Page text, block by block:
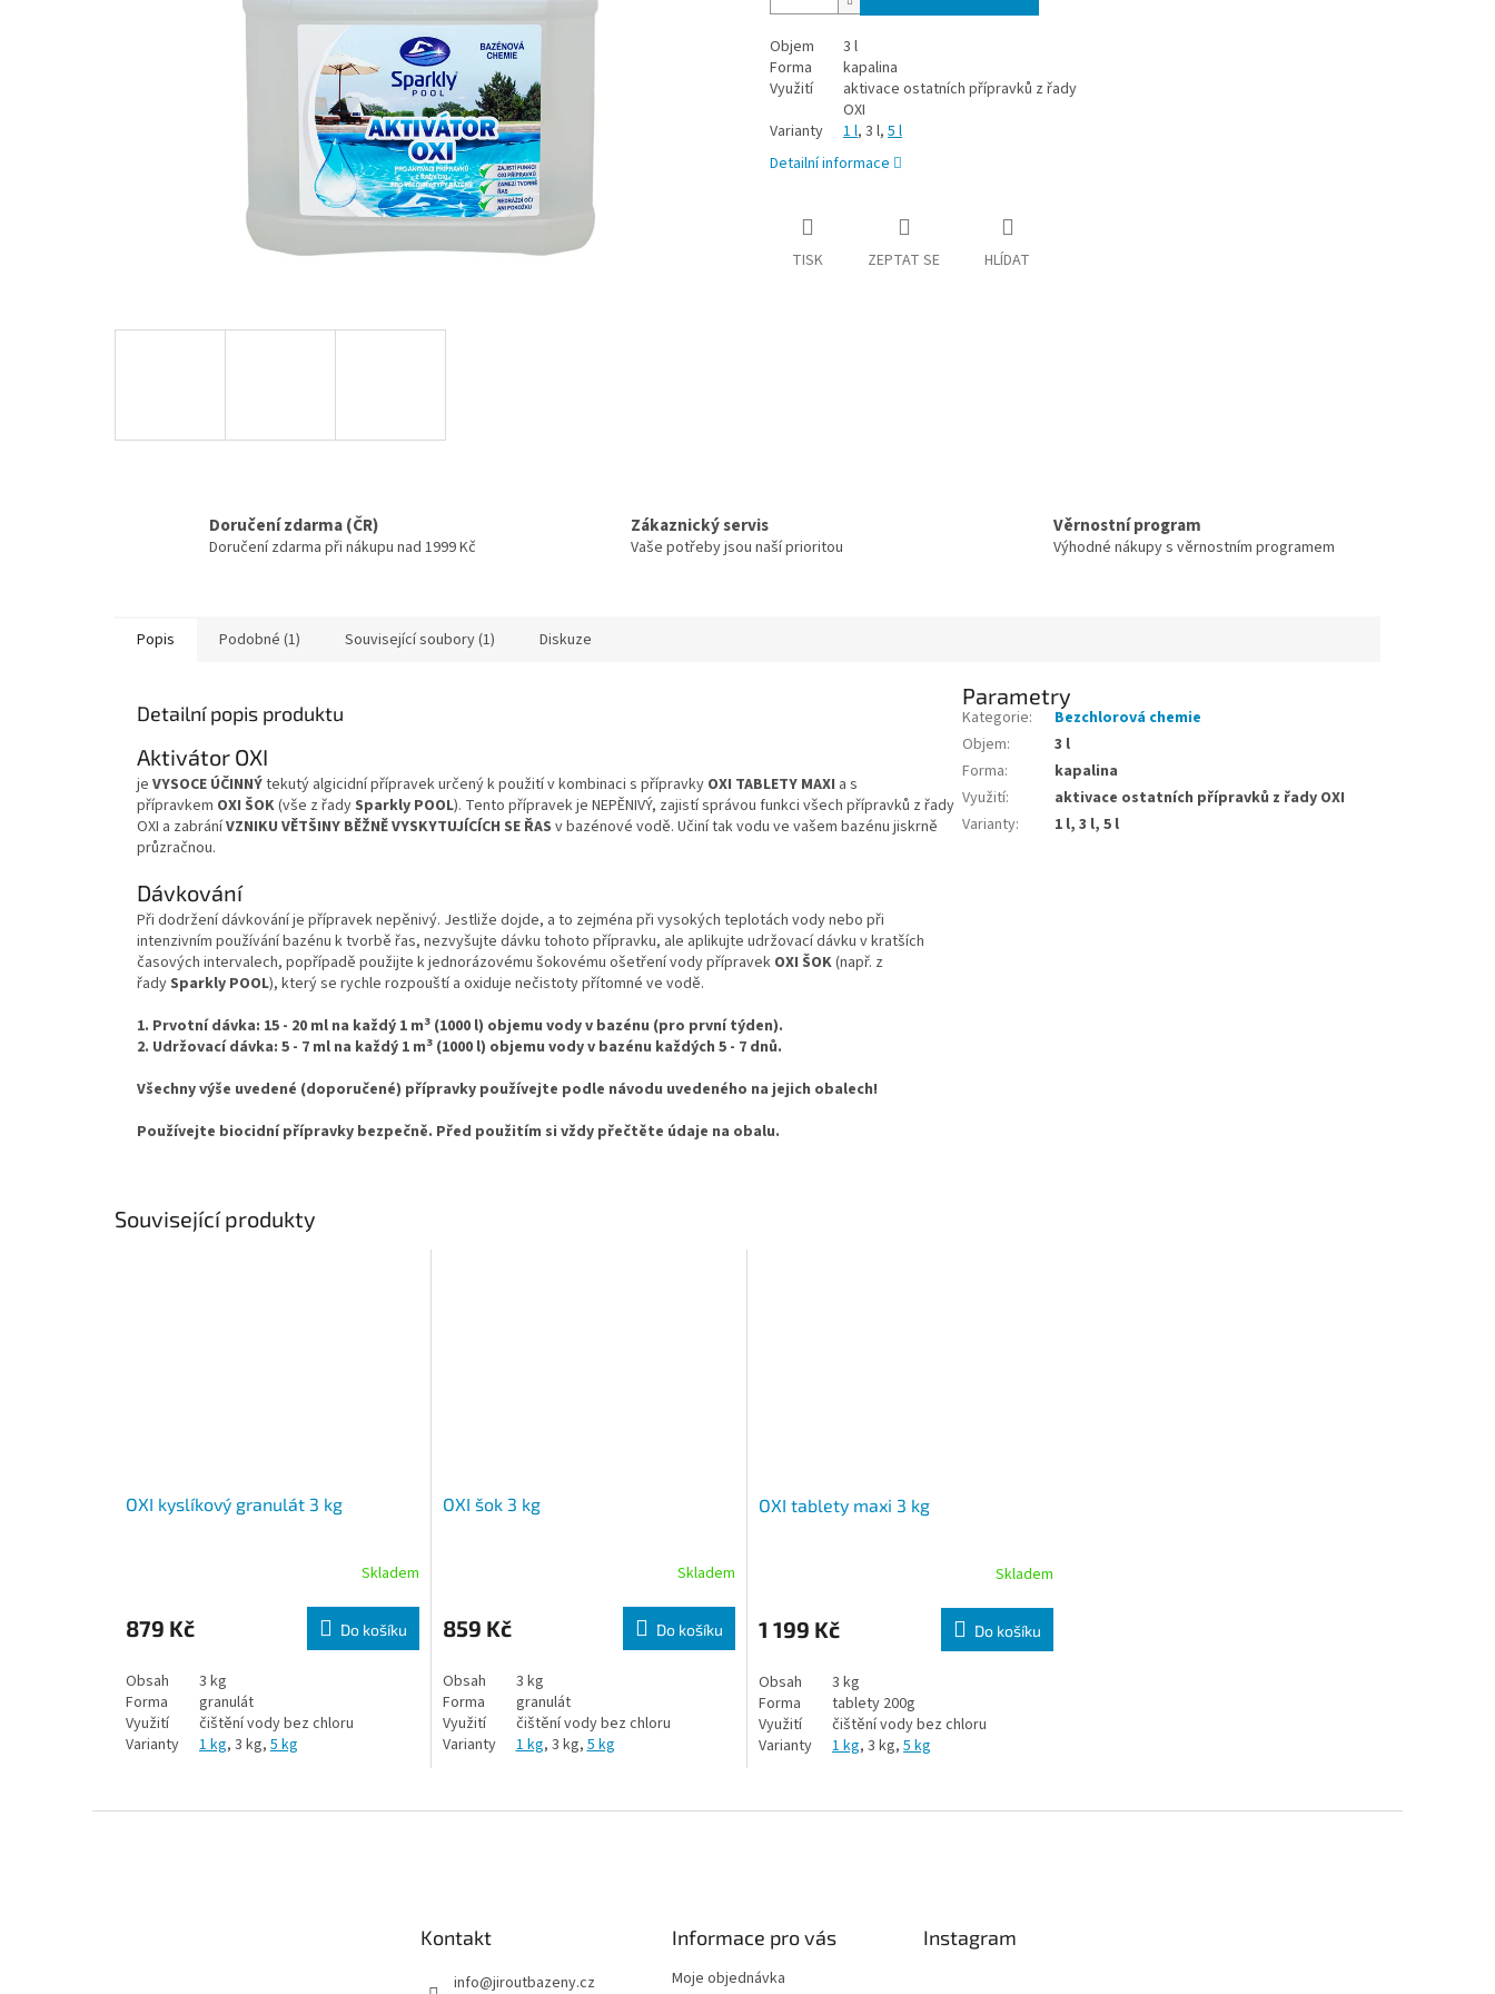
Objem
3 l
Forma
kapalina
Využití
aktivace ostatních přípravků z řady
OXI
Varianty
1 l, 3 l, 5 l
Detailní informace
TISK ZEPTAT SE HLÍDAT
Doručení zdarma (ČR)
Doručení zdarma při nákupu nad 1999 Kč
Zákaznický servis
Vaše potřeby jsou naší prioritou
Věrnostní program
Výhodné nákupy s věrnostním programem
Popis Podobné (1) Související soubory (1) Diskuze
Detailní popis produktu
Aktivátor OXI
je VYSOCE ÚČINNÝtekutý algicidní přípravek určený k použití v kombinaci s přípravky OXI TABLETY MAXI a s
přípravkem OXI ŠOK(vše z řadySparkly POOL). Tento přípravek je NEPĚNIVÝ, zajistí správou funkci všech přípravků z řady
OXI a zabráníVZNIKU VĚTŠINY BĚŽNĚ VYSKYTUJÍCÍCH SE ŘAS v bazénové vodě. Učiní tak vodu ve vašem bazénu jiskrně
průzračnou.
Dávkování
Při dodržení dávkování je přípravek nepěnivý. Jestliže dojde, a to zejména při vysokých teplotách vody nebo při
intenzivním používání bazénu k tvorbě řas, nezvyšujte dávku tohoto přípravku, ale aplikujte udržovací dávku v kratších
časových intervalech, popřípadě použijte k jednorázovému šokovému ošetření vody přípravek OXI ŠOK(např. z
řadySparkly POOL), který se rychle rozpouští a oxiduje nečistoty přítomné ve vodě.
1. Prvotní dávka: 15 - 20 ml na každý 1 m3 (1000 l) objemu vody v bazénu (pro první týden).
2. Udržovací dávka: 5 - 7 ml na každý 1 m3 (1000 l) objemu vody v bazénu každých 5 - 7 dnů.
Všechny výše uvedené (doporučené) přípravky používejte podle návodu uvedeného na jejich obalech!
Používejte biocidní přípravky bezpečně. Před použitím si vždy přečtěte údaje na obalu.
Parametry
Kategorie:
Bezchlorová chemie
Objem:
3 l
Forma:
kapalina
Využití:
aktivace ostatních přípravků z řady OXI
Varianty: 1 l, 3 l, 5 l
Související produkty
OXI kyslíkový granulát 3 kg
Skladem
879 Kč Do košíku
Obsah
3 kg
Forma
granulát
Využití
čištění vody bez chloru
Varianty
1 kg, 3 kg, 5 kg
OXI šok 3 kg
Skladem
859 Kč Do košíku
Obsah
3 kg
Forma
granulát
Využití
čištění vody bez chloru
Varianty
1 kg, 3 kg, 5 kg
OXI tablety maxi 3 kg
Skladem
1 199 Kč Do košíku
Obsah
3 kg
Forma
tablety 200g
Využití
čištění vody bez chloru
Varianty
1 kg, 3 kg, 5 kg
Kontakt
info@jiroutbazeny.cz
Informace pro vás
Moje objednávka
Instagram